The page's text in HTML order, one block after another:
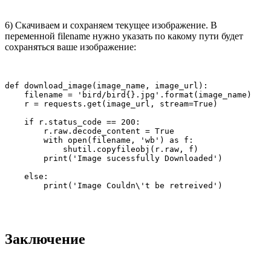
6) Скачиваем и сохраняем текущее изображение. В
переменной filename нужно указать по какому пути будет
сохраняться ваше изображение:
def download_image(image_name, image_url):
    filename = 'bird/bird{}.jpg'.format(image_name)
    r = requests.get(image_url, stream=True)
    if r.status_code == 200:
        r.raw.decode_content = True
        with open(filename, 'wb') as f:
            shutil.copyfileobj(r.raw, f)
        print('Image sucessfully Downloaded')
    else:
        print('Image Couldn\'t be retreived')
Заключение